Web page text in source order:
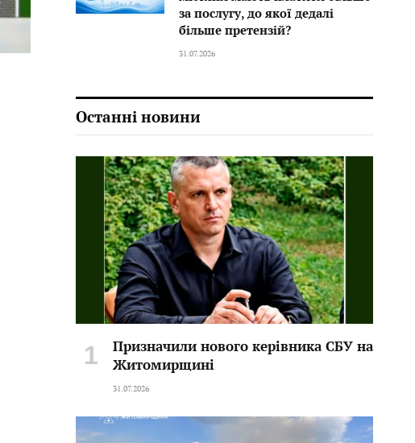
за послугу, до якої дедалі
більше претензій?
31.07.2026
Останні новини
Призначили нового керівника СБУ на
Житомирщині
31.07.2026